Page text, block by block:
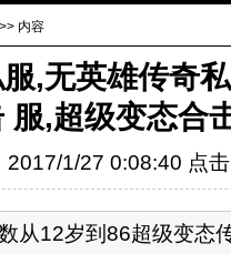
>> 内容
,无英雄传奇
服,超级变态合
2017/1/27 0:08:40 点
12岁到86超级变态